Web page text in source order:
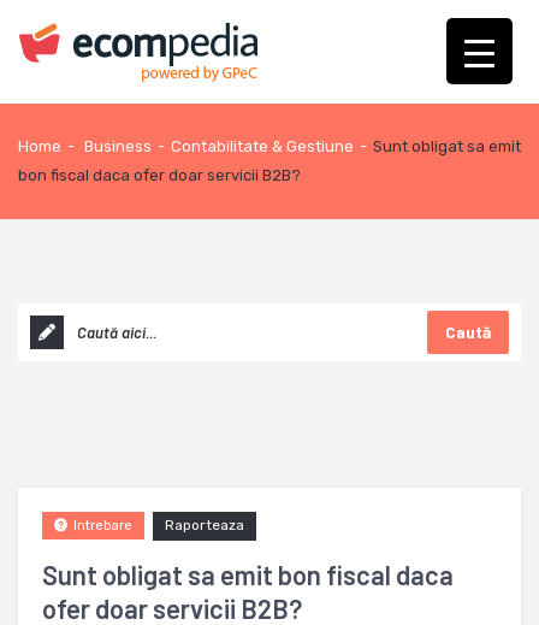
Home - Business - Contabilitate & Gestiune - Sunt obligat sa emit
bon fiscal daca ofer doar servicii B2B?
Caută
Sunt obligat sa emit bon fiscal daca
ofer doar servicii B2B?
Raporteaza
Intrebare